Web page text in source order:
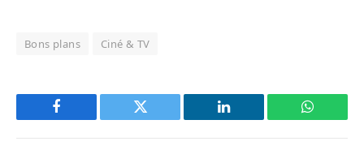
Bons plans Ciné & TV
Facebook Twitter LinkedIn